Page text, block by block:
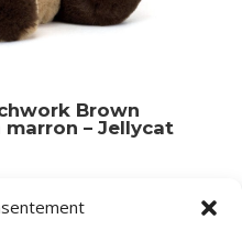
Brown
marron – Jellycat